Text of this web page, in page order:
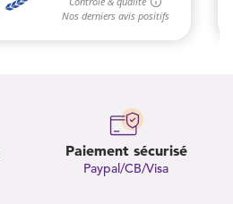
Paiement sécurisé
Paypal/CB/Visa